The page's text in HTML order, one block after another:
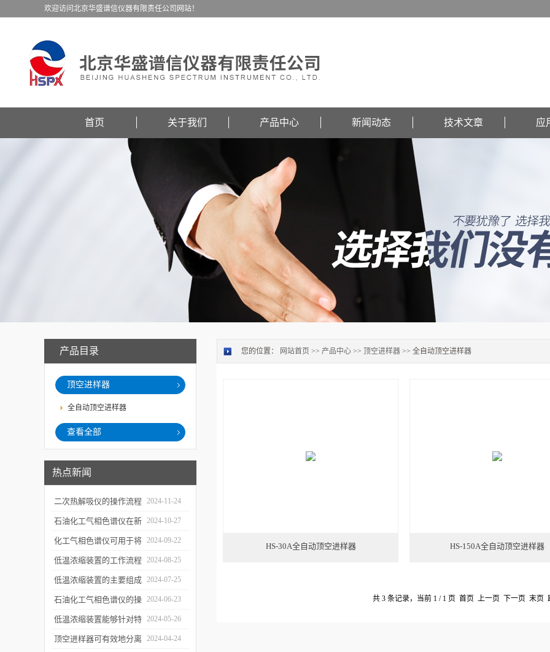
欢迎访问北京华盛谱信仪器有限责任公司网站！
首页 关于我们 产品中心 新闻动态 技术文章 应
产品目录
顶空进样器
全自动顶空进样器
查看全部
热点新闻
二次热解吸仪的操作流程
和使用注意事项
2024-11-24
石油化工气相色谱仪在新
材料、新产品的研发中的
应用
2024-10-27
化工气相色谱仪可用于将
样品引入色谱柱并推动分
离过程
2024-09-22
低温浓缩装置的工作流程
及使用注意事项
2024-08-25
低温浓缩装置的主要组成
部分及具体工作流程分析
2024-07-25
石油化工气相色谱仪的操
作要点详细分析
2024-06-23
低温浓缩装置能够针对特
定的目标组分进行有效浓
2024-05-26
顶空进样器可有效地分离 2024-04-24
您的位置： 网站首页 >> 产品中心 >> 顶空进样器 >> 全自动顶空进样器
HS-30A全自动顶空进样器 HS-150A全自动顶空进样器
共 3 条记录，当前 1 / 1 页 首页 上一页 下一页 末页